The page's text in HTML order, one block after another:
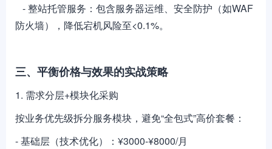
- 整站托管服务：包含服务器运维、安全防护（如WAF
防火墙），降低宕机风险至<0.1%。
三、平衡价格与效果的实战策略
1. 需求分层+模块化采购
按业务优先级拆分服务模块，避免“全包式”高价套餐：
- 基础层（技术优化）：¥3000-¥8000/月